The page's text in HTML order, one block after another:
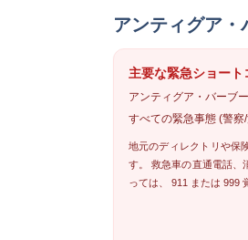
アンティグア・
主要な緊急ショート
アンティグア・バーブ
すべての緊急事態 (警察
地元のディレクトリや保
す。 救急車の直通電話、
っては、 911 または 999